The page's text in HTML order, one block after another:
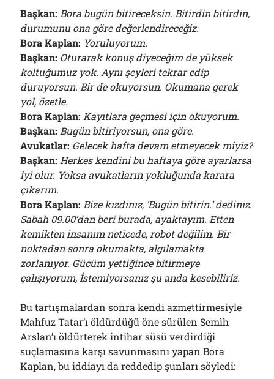
Başkan: Bora bugün bitireceksin. Bitirdin bitirdin,
durumunu ona göre değerlendireceğiz.
Bora Kaplan: Yoruluyorum.
Başkan: Oturarak konuş diyeceğim de yüksek
koltuğumuz yok. Aynı şeyleri tekrar edip
duruyorsun. Bir de okuyorsun. Okumana gerek
yol, özetle.
Bora Kaplan: Kayıtlara geçmesi için okuyorum.
Başkan: Bugün bitiriyorsun, ona göre.
Avukatlar: Gelecek hafta devam etmeyecek miyiz?
Başkan: Herkes kendini bu haftaya göre ayarlarsa
iyi olur. Yoksa avukatların yokluğunda karara
çıkarım.
Bora Kaplan: Bize kızdınız, ‘Bugün bitirin.’ dediniz.
Sabah 09.00’dan beri burada, ayaktayım. Etten
kemikten insanım neticede, robot değilim. Bir
noktadan sonra okumakta, algılamakta
zorlanıyor. Gücüm yettiğince bitirmeye
çalışıyorum, İstemiyorsanız şu anda kesebiliriz.
Bu tartışmalardan sonra kendi azmettirmesiyle
Mahfuz Tatar’ı öldürdüğü öne sürülen Semìh
Arslan’ı öldürterek intihar süsü verdirdiği
suçlamasına karşı savunmasını yapan Bora
Kaplan, bu iddiayı da reddedip şunları söyledi: